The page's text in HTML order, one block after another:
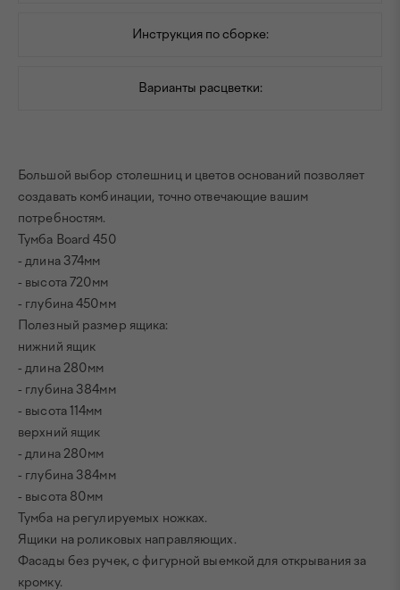
Инструкция по сборке:
Варианты расцветки:
Большой выбор столешниц и цветов оснований позволяет
создавать комбинации, точно отвечающие вашим
потребностям.
Тумба Board 450
- длина 374мм
- высота 720мм
- глубина 450мм
Полезный размер ящика:
нижний ящик
- длина 280мм
- глубина 384мм
- высота 114мм
верхний ящик
- длина 280мм
- глубина 384мм
- высота 80мм
Тумба на регулируемых ножках.
Ящики на роликовых направляющих.
Фасады без ручек, с фигурной выемкой для открывания за
кромку.